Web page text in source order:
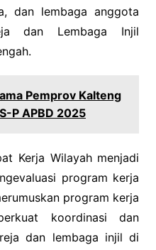
dan lembaga anggota
dan Lembaga Injil
Pemprov Kalteng
P APBD 2025
Kerja Wilayah menjadi
program kerja
program kerja
koordinasi dan
dan lembaga injil di